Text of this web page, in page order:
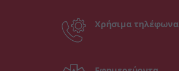
Χρήσιμα τηλέφωνα